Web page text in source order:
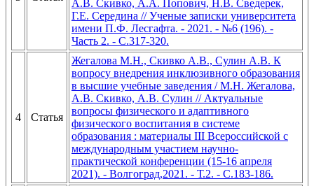
А.В. Скивко, А.А. Попович, Н.В. Сведерек,
Г.Е. Середина // Ученые записки университета
имени П.Ф. Лесгафта. - 2021. - №6 (196). -
Часть 2. - С.317-320.
4 Статья
Жегалова М.Н., Скивко А.В., Сулин А.В. К
вопросу внедрения инклюзивного образования
в высшие учебные заведения / М.Н. Жегалова,
А.В. Скивко, А.В. Сулин // Актуальные
вопросы физического и адаптивного
физического воспитания в системе
образования : материалы III Всероссийской с
международным участием научно-
практической конференции (15-16 апреля
2021). - Волгоград,2021. - Т.2. - С.183-186.